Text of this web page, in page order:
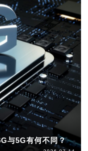
与5G有何不同？